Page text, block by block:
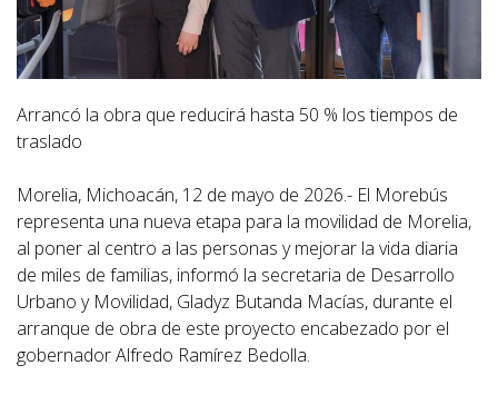
Arrancó la obra que reducirá hasta 50 % los tiempos de
traslado
Morelia, Michoacán, 12 de mayo de 2026.- El Morebús
representa una nueva etapa para la movilidad de Morelia,
al poner al centro a las personas y mejorar la vida diaria
de miles de familias, informó la secretaria de Desarrollo
Urbano y Movilidad, Gladyz Butanda Macías, durante el
arranque de obra de este proyecto encabezado por el
gobernador Alfredo Ramírez Bedolla.